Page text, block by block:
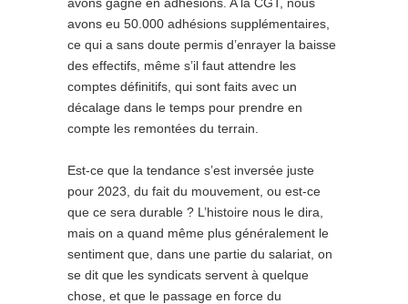
avons eu 50.000 adhésions supplémentaires,
ce qui a sans doute permis d’enrayer la baisse
des effectifs, même s’il faut attendre les
comptes définitifs, qui sont faits avec un
décalage dans le temps pour prendre en
compte les remontées du terrain.
Est-ce que la tendance s’est inversée juste
pour 2023, du fait du mouvement, ou est-ce
que ce sera durable ? L’histoire nous le dira,
mais on a quand même plus généralement le
sentiment que, dans une partie du salariat, on
se dit que les syndicats servent à quelque
chose, et que le passage en force du